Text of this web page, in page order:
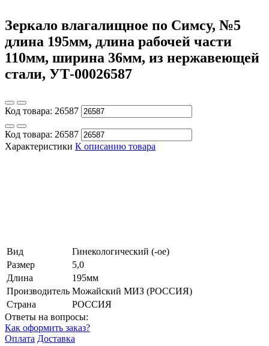
Зеркало влагалищное по Симсу, №5
длина 195мм, длина рабочей части
110мм, ширина 36мм, из нержавеющей
стали, УТ-00026587
Код товара: 26587
Код товара: 26587
Характеристики К описанию товара
Вид
Гинекологический (-ое)
Размер
5,0
Длина
195мм
Производитель Можайский МИЗ (РОССИЯ)
Страна
РОССИЯ
Ответы на вопросы:
Как оформить заказ?
Оплата Доставка